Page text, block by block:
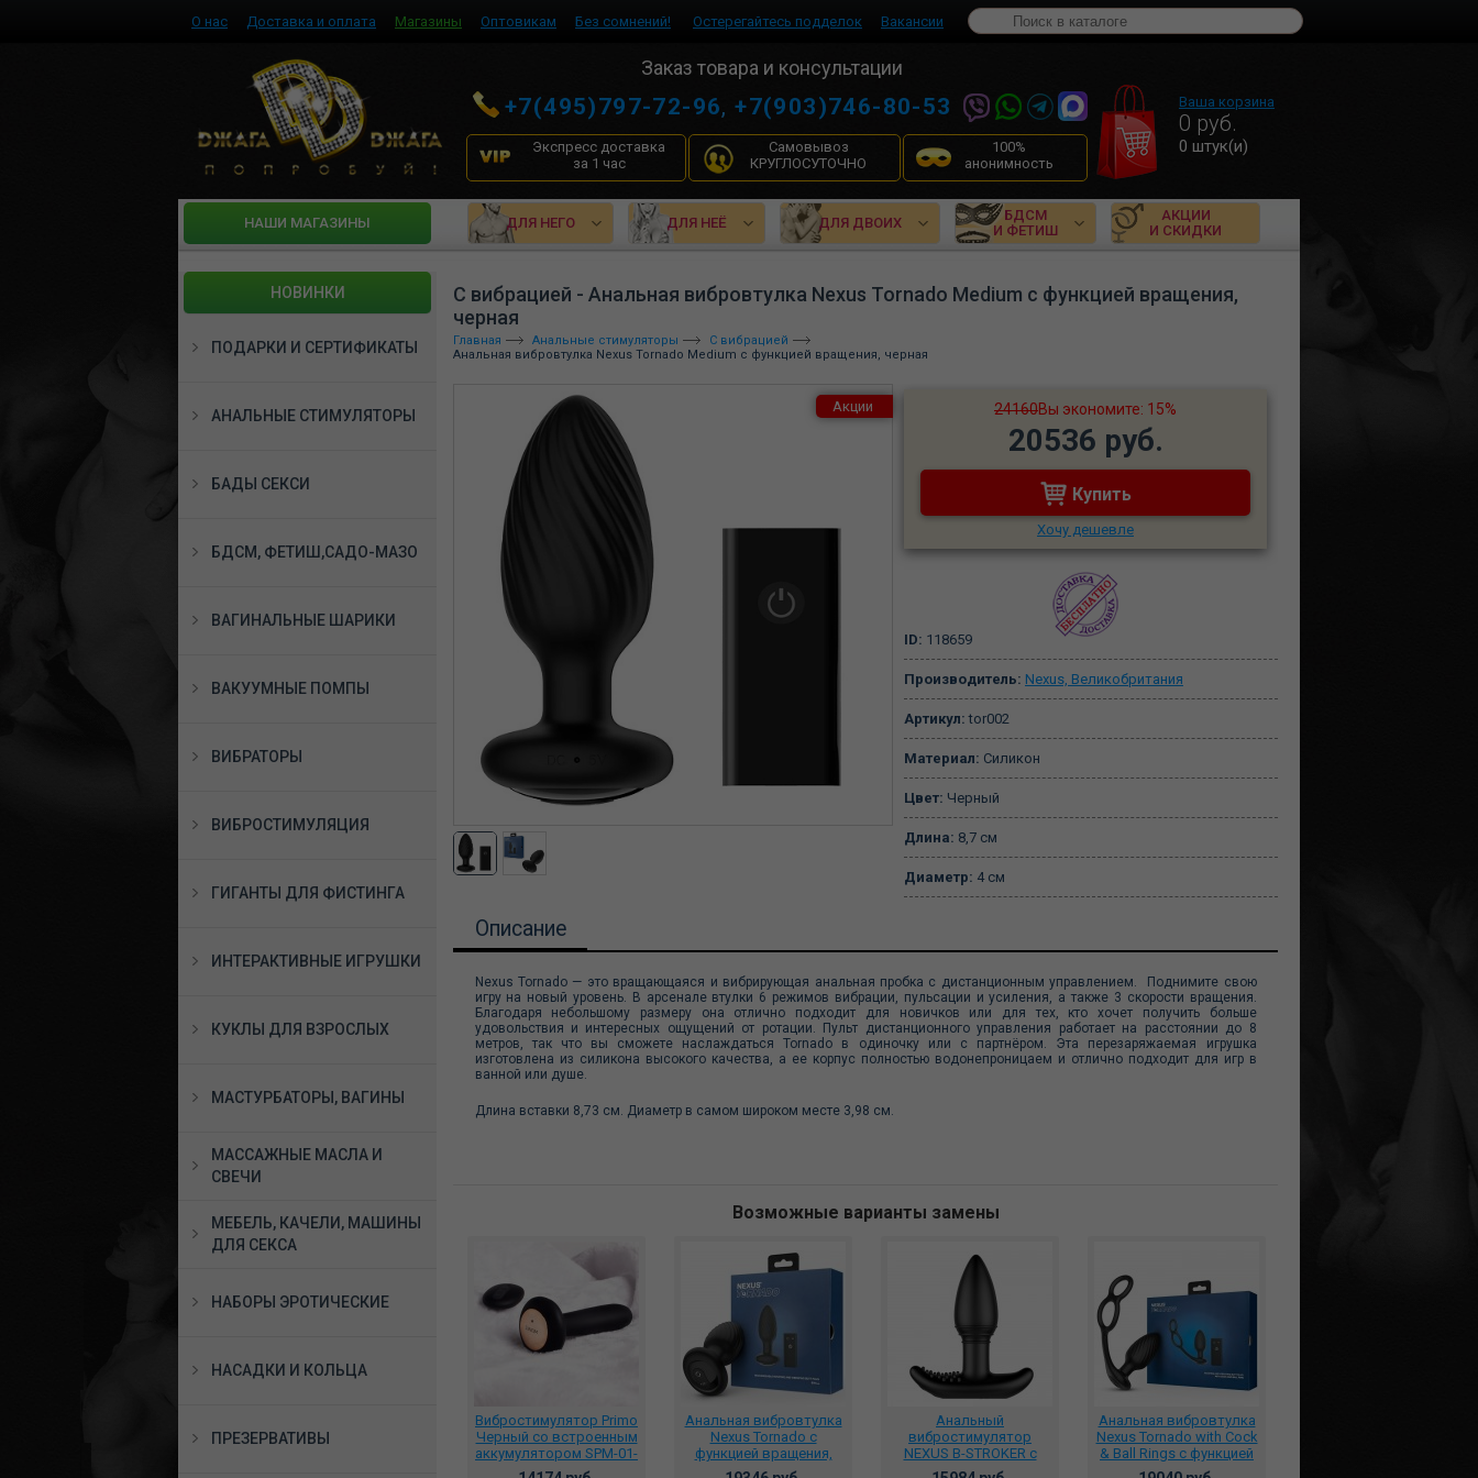
О нас Доставка и оплата Магазины Оптовикам Без сомнений! Остерегайтесь подделок Вакансии
Заказ товара и консультации
+7(495)797-72-96,+7(903)746-80-53
Экспресс доставка
за 1 час
Самовывоз
КРУГЛОСУТОЧНО
100%
анонимность
Ваша корзина
0 руб.
0 штук(и)
HАШИ МАГАЗИНЫ ДЛЯ НЕГО ДЛЯ НЕЁ ДЛЯ ДВОИХ
БДСМ
И ФЕТИШ
АКЦИИ
И СКИДКИ
НОВИНКИ
ПОДАРКИ И СЕРТИФИКАТЫ
АНАЛЬНЫЕ СТИМУЛЯТОРЫ
БАДЫ СЕКСИ
БДСМ, ФЕТИШ,САДО-МАЗО
ВАГИНАЛЬНЫЕ ШАРИКИ
ВАКУУМНЫЕ ПОМПЫ
ВИБРАТОРЫ
ВИБРОСТИМУЛЯЦИЯ
ГИГАНТЫ ДЛЯ ФИСТИНГА
ИНТЕРАКТИВНЫЕ ИГРУШКИ
КУКЛЫ ДЛЯ ВЗРОСЛЫХ
МАСТУРБАТОРЫ, ВАГИНЫ
МАССАЖНЫЕ МАСЛА И
СВЕЧИ
МЕБЕЛЬ, КАЧЕЛИ, МАШИНЫ
ДЛЯ СЕКСА
НАБОРЫ ЭРОТИЧЕСКИЕ
НАСАДКИ И КОЛЬЦА
ПРЕЗЕРВАТИВЫ
С вибрацией - Анальная вибровтулка Nexus Tornado Medium с функцией вращения,
черная
Главная Анальные стимуляторы
С вибрацией
Анальная вибровтулка Nexus Tornado Medium с функцией вращения, черная
Акции 24160Вы экономите: 15%
20536 руб.
Купить
Хочу дешевле
ID: 118659
Производитель: Nexus, Великобритания
Артикул: tor002
Материал: Силикон
Цвет: Черный
Длина: 8,7 см
Диаметр: 4 см
Описание
Nexus Tornado — это вращающаяся и вибрирующая анальная пробка с дистанционным управлением. Поднимите свою
игру на новый уровень. В арсенале втулки 6 режимов вибрации, пульсации и усиления, а также 3 скорости вращения.
Благодаря небольшому размеру она отлично подходит для новичков или для тех, кто хочет получить больше
удовольствия и интересных ощущений от ротации. Пульт дистанционного управления работает на расстоянии до 8
метров, так что вы сможете наслаждаться Tornado в одиночку или с партнёром. Эта перезаряжаемая игрушка
изготовлена из силикона высокого качества, а ее корпус полностью водонепроницаем и отлично подходит для игр в
ванной или душе.
Длина вставки 8,73 см. Диаметр в самом широком месте 3,98 см.
Возможные варианты замены
Вибростимулятор Primo
Черный со встроенным
аккумулятором SPM-01-
BLK
Анальная вибровтулка
Nexus Tornado с
функцией вращения,
TOR001
Анальный
вибростимулятор
NEXUS B-STROKER с
пультом ДУ, BS001
Анальная вибровтулка
Nexus Tornado with Cock
& Ball Rings с функцией
вращения черная,